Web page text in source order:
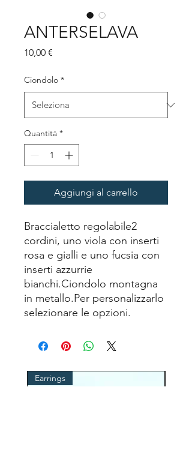
ANTERSELAVA
10,00 €
Ciondolo *
Quantità *
Aggiungi al carrello
Braccialetto regolabile2
cordini, uno viola con inserti
rosa e gialli e uno fucsia con
inserti azzurrie
bianchi.Ciondolo montagna
in metallo.Per personalizzarlo
selezionare le opzioni.
Earrings